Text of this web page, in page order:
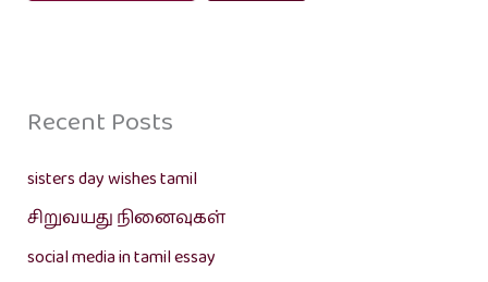
Recent Posts
sisters day wishes tamil
சிறுவயது நினைவுகள்
social media in tamil essay